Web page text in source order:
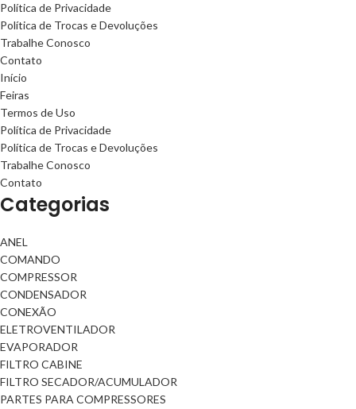
Política de Privacidade
Política de Trocas e Devoluções
Trabalhe Conosco
Contato
Início
Feiras
Termos de Uso
Política de Privacidade
Política de Trocas e Devoluções
Trabalhe Conosco
Contato
Categorias
ANEL
COMANDO
COMPRESSOR
CONDENSADOR
CONEXÃO
ELETROVENTILADOR
EVAPORADOR
FILTRO CABINE
FILTRO SECADOR/ACUMULADOR
PARTES PARA COMPRESSORES